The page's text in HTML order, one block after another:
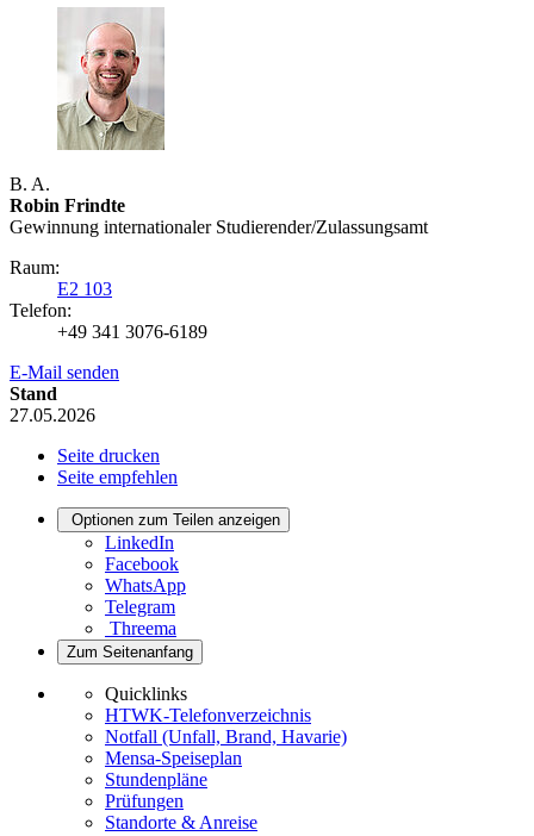
B. A.
Robin Frindte
Gewinnung internationaler Studierender/Zulassungsamt
Raum:
E2 103
Telefon:
+49 341 3076-6189
E-Mail senden
Stand
27.05.2026
Seite drucken
Seite empfehlen
Optionen zum Teilen anzeigen
LinkedIn
Facebook
WhatsApp
Telegram
Threema
Zum Seitenanfang
Quicklinks
HTWK-Telefonverzeichnis
Notfall (Unfall, Brand, Havarie)
Mensa-Speiseplan
Stundenpläne
Prüfungen
Standorte & Anreise